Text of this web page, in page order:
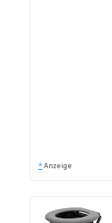
* Anzeige